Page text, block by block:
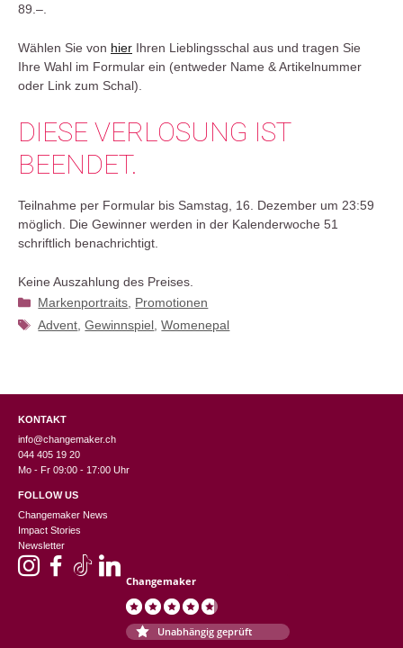
89.–.
Wählen Sie von hier Ihren Lieblingsschal aus und tragen Sie
Ihre Wahl im Formular ein (entweder Name & Artikelnummer
oder Link zum Schal).
DIESE VERLOSUNG IST
BEENDET.
Teilnahme per Formular bis Samstag, 16. Dezember um 23:59
möglich. Die Gewinner werden in der Kalenderwoche 51
schriftlich benachrichtigt.
Keine Auszahlung des Preises.
Kategorien
Markenportraits, Promotionen
Schlagwörter
Advent,Gewinnspiel,Womenepal
KONTAKT
info@changemaker.ch
044 405 19 20
Mo - Fr 09:00 - 17:00 Uhr
FOLLOW US
Changemaker News
Impact Stories
Newsletter
Changemaker
Unabhängig geprüft